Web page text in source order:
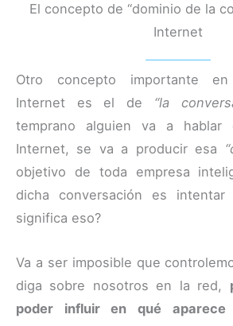
El concepto de “dominio de la
Internet
Otro concepto importante
Internet es el de “la
temprano alguien va a hablar
Internet, se va a producir esa
objetivo de toda empresa
dicha conversación es intentar
significa eso?
Va a ser imposible que
diga sobre nosotros en la red,
poder influir en qué aparece